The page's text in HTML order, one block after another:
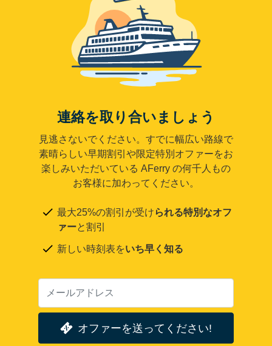
連絡を取り合いましょう
見逃さないでください。すでに幅広い路線で
素晴らしい早期割引や限定特別オファーをお
楽しみいただいている AFerry の何千人もの
お客様に加わってください。
最大25%の割引が受けられる特別なオフ
ァーと割引
新しい時刻表をいち早く知る
オファーを送ってください!